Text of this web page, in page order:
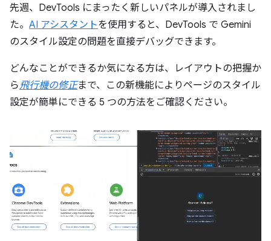
先週、DevTools にまったく新しいパネルが導入されまし
た。 AI アシスタントを使用すると、DevTools で Gemini
のスタイル設定の問題を直接デバッグできます。
どんなことができるか気になる方は、レイアウトの把握か
ら飛行機の修正まで、この新機能によりページのスタイル
設定が簡単にできる 5 つの方法をご確認ください。